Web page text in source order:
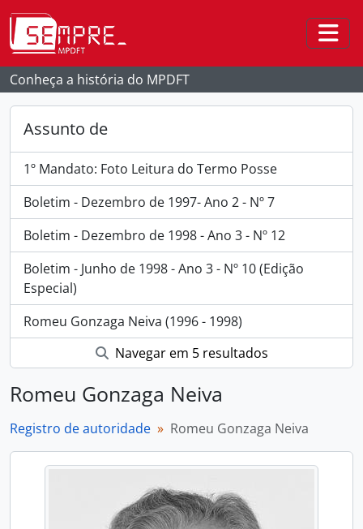
Skip to main content
Conheça a história do MPDFT
Assunto de
1º Mandato: Foto Leitura do Termo Posse
Boletim - Dezembro de 1997- Ano 2 - Nº 7
Boletim - Dezembro de 1998 - Ano 3 - Nº 12
Boletim - Junho de 1998 - Ano 3 - Nº 10 (Edição
Especial)
Romeu Gonzaga Neiva (1996 - 1998)
Navegar em 5 resultados
Romeu Gonzaga Neiva
Registro de autoridade Romeu Gonzaga Neiva